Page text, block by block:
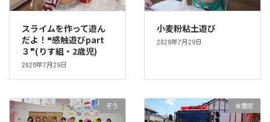
スライムを作って遊ん
だよ！❝感触遊びpart
３❞(りす組・2歳児)
2026年7月29日
小麦粉粘土遊び
2026年7月29日
ぞう 全園児